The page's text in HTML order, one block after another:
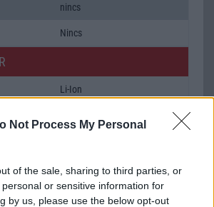
Not Process My Personal
of the sale, sharing to third parties, or
or sensitive information for
by us, please use the below opt-out
nincs
Nincs
Li-Ion
ÉS ÉRZÉKELŐK